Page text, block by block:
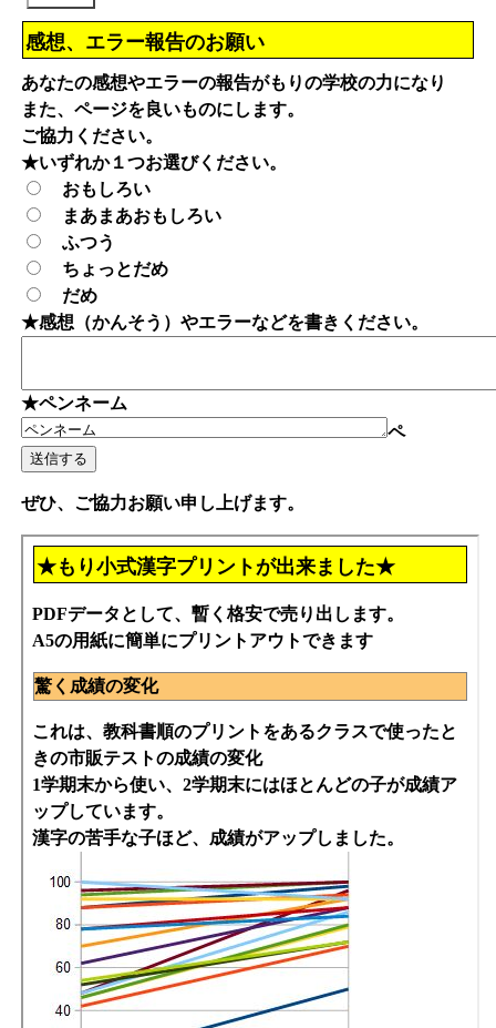
感想、エラー報告のお願い
あなたの感想やエラーの報告がもりの学校の力になり
また、ページを良いものにします。
ご協力ください。
★いずれか１つお選びください。
おもしろい
まあまあおもしろい
ふつう
ちょっとだめ
だめ
★感想（かんそう）やエラーなどを書きください。
★ペンネーム
ペ
ぜひ、ご協力お願い申し上げます。